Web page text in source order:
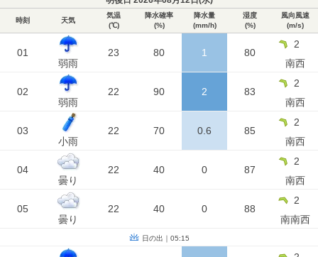
時刻 天気
気温
(℃)
降水確率
(%)
降水量
(mm/h)
湿度
(%)
風向風速
(m/s)
01
弱雨
23 80 1 80
2
南西
02
弱雨
22 90 2 83
2
南西
03
小雨
22 70 0.6 85
2
南西
04
曇り
22 40 0 87
2
南西
05
曇り
22 40 0 88
2
南南西
日の出｜05:15